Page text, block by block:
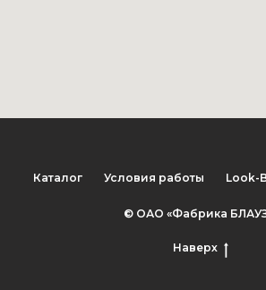
Каталог Условия работы Look-
© ОАО «Фабрика
Наверх